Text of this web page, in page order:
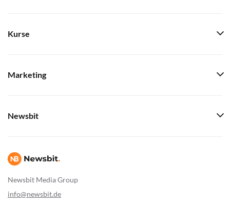
Newsbit Media Group
info@newsbit.de
Kurse
Marketing
Newsbit